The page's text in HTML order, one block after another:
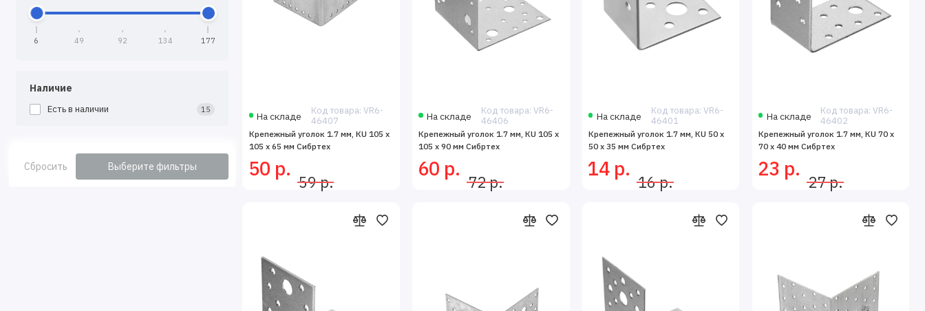
6 49 92 134 177
Наличие
Есть в наличии 15
Сбросить Выберите фильтры
На складе
Код товара: VR6-
46407
Крепежный уголок 1.7 мм, КU 105 x
105 x 65 мм Сибртех
50 р.
59 р.
На складе
Код товара: VR6-
46406
Крепежный уголок 1.7 мм, КU 105 x
105 x 90 мм Сибртех
60 р.
72 р.
На складе
Код товара: VR6-
46401
Крепежный уголок 1.7 мм, КU 50 x
50 x 35 мм Сибртех
14 р.
16 р.
На складе
Код товара: VR6-
46402
Крепежный уголок 1.7 мм, КU 70 x
70 x 40 мм Сибртех
23 р.
27 р.